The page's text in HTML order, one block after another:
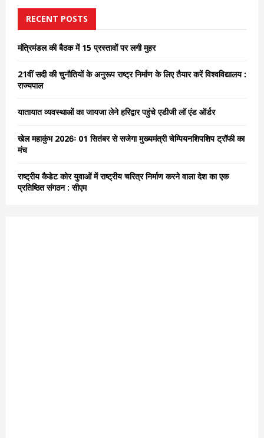
f
o
C
RECENT POSTS
मंत्रिमंडल की बैठक में 15 प्रस्तावों पर लगी मुहर
21वीं सदी की चुनौतियों के अनुरूप राष्ट्र निर्माण के लिए तैयार करें विश्वविद्यालय :
राज्यपाल
यातायात व्यवस्थाओं का जायजा लेने हरिद्वार पहुंचे एडीजी लॉ एंड ऑर्डर
खेल महाकुंभ 2026ः 01 सितंबर से सजेगा मुख्यमंत्री चेम्पियनशिपशिप ट्रॉफी का
मंच
राष्ट्रीय कैडेट कोर युवाओं में राष्ट्रीय चरित्र निर्माण करने वाला देश का एक
प्रतिष्ठित संगठन : सीएम